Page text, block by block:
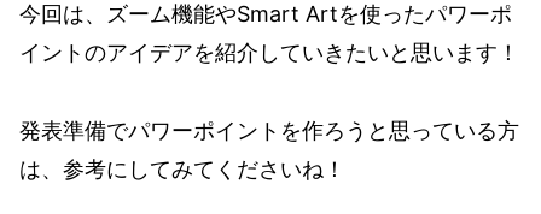
今回は、ズーム機能やSmart Artを使ったパワーポ
イントのアイデアを紹介していきたいと思います！
発表準備でパワーポイントを作ろうと思っている方
は、参考にしてみてくださいね！